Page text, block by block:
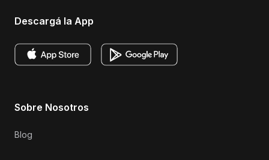
Descargá la App
Sobre Nosotros
Blog